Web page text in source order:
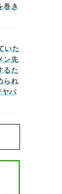
巻き
いた
ン先
るた
られ
ヤバ